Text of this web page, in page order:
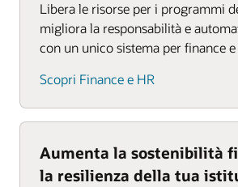
Libera le risorse per i programmi
migliora la responsabilità e
con un unico sistema per finance e
Scopri Finance e HR
Aumenta la sostenibilità
la resilienza della tua